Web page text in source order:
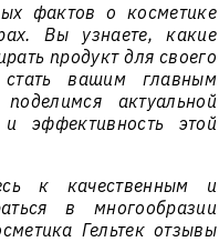
фактов о косметике
Вы узнаете, какие
продукт для своего
вашим главным
актуальной
и эффективность этой
к качественным и
в многообразии
Гельтек отзывы